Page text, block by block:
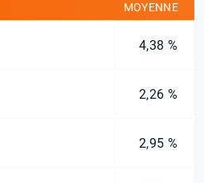
MOYENNE
4,38 %
2,26 %
2,95 %